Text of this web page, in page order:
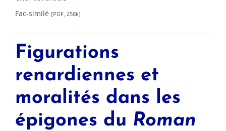
Fac-similé [PDF, 258k]
Figurations
renardiennes et
moralités dans les
épigones du Roman